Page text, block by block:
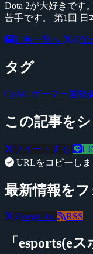
Dota 2が大好きです
苦手です。 第1回 日
記事一覧へ
タグ
CyAC ゲーマー国勢
この記事を
ツイートする
URLをコピーしま
最新情報を
@negitaku RSS
「esports(e